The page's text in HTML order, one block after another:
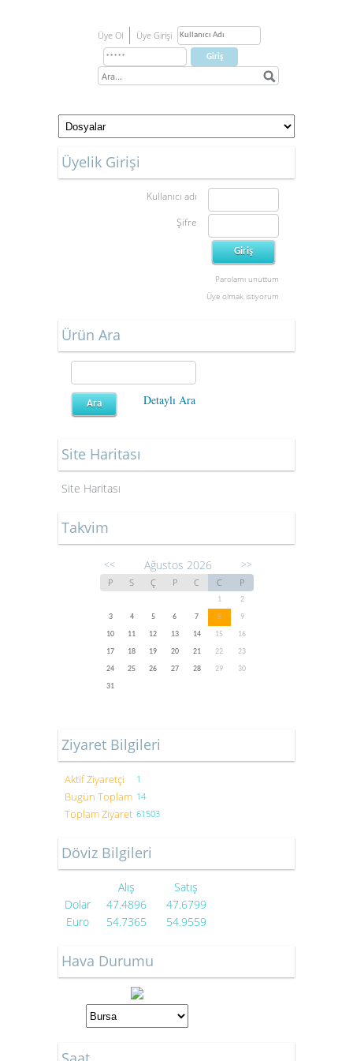
Üye Ol Üye Girişi
Üyelik Girişi
Kullanıcı adı
Şifre
Parolamı unuttum
Üye olmak istiyorum
Ürün Ara
Detaylı Ara
Site Haritası
Site Haritası
Takvim
<< Ağustos 2026 >>
P S Ç P C C P
1
2
3
4 5 6 7 8
9
10
11 12 13 14 15
16
17
18 19 20 21 22
23
24
25 26 27 28 29
30
31
Ziyaret Bilgileri
Aktif Ziyaretçi 1
Bugün Toplam 14
Toplam Ziyaret 61503
Döviz Bilgileri
Alış
Satış
Dolar
47.4896
47.6799
Euro
54.7365 54.9559
Hava Durumu